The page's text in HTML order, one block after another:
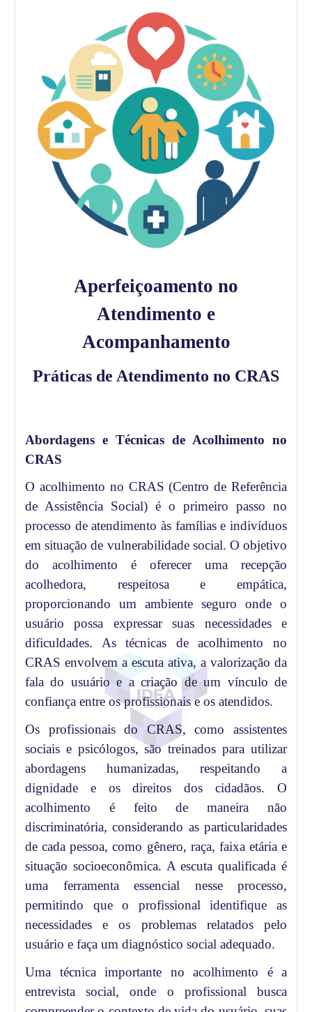
Aperfeiçoamento no
Atendimento e
Acompanhamento
Práticas de Atendimento no CRAS
Abordagens e Técnicas de Acolhimento no
CRAS
O acolhimento no CRAS (Centro de Referência
de Assistência Social) é o primeiro passo no
processo de atendimento às famílias e indivíduos
em situação de vulnerabilidade social. O objetivo
do acolhimento é oferecer uma recepção
acolhedora, respeitosa e empática,
proporcionando um ambiente seguro onde o
usuário possa expressar suas necessidades e
dificuldades. As técnicas de acolhimento no
CRAS envolvem a escuta ativa, a valorização da
fala do usuário e a criação de um vínculo de
confiança entre os profissionais e os atendidos.
Os profissionais do CRAS, como assistentes
sociais e psicólogos, são treinados para utilizar
abordagens humanizadas, respeitando a
dignidade e os direitos dos cidadãos. O
acolhimento é feito de maneira não
discriminatória, considerando as particularidades
de cada pessoa, como gênero, raça, faixa etária e
situação socioeconômica. A escuta qualificada é
uma ferramenta essencial nesse processo,
permitindo que o profissional identifique as
necessidades e os problemas relatados pelo
usuário e faça um diagnóstico social adequado.
Uma técnica importante no acolhimento é a
entrevista social, onde o profissional busca